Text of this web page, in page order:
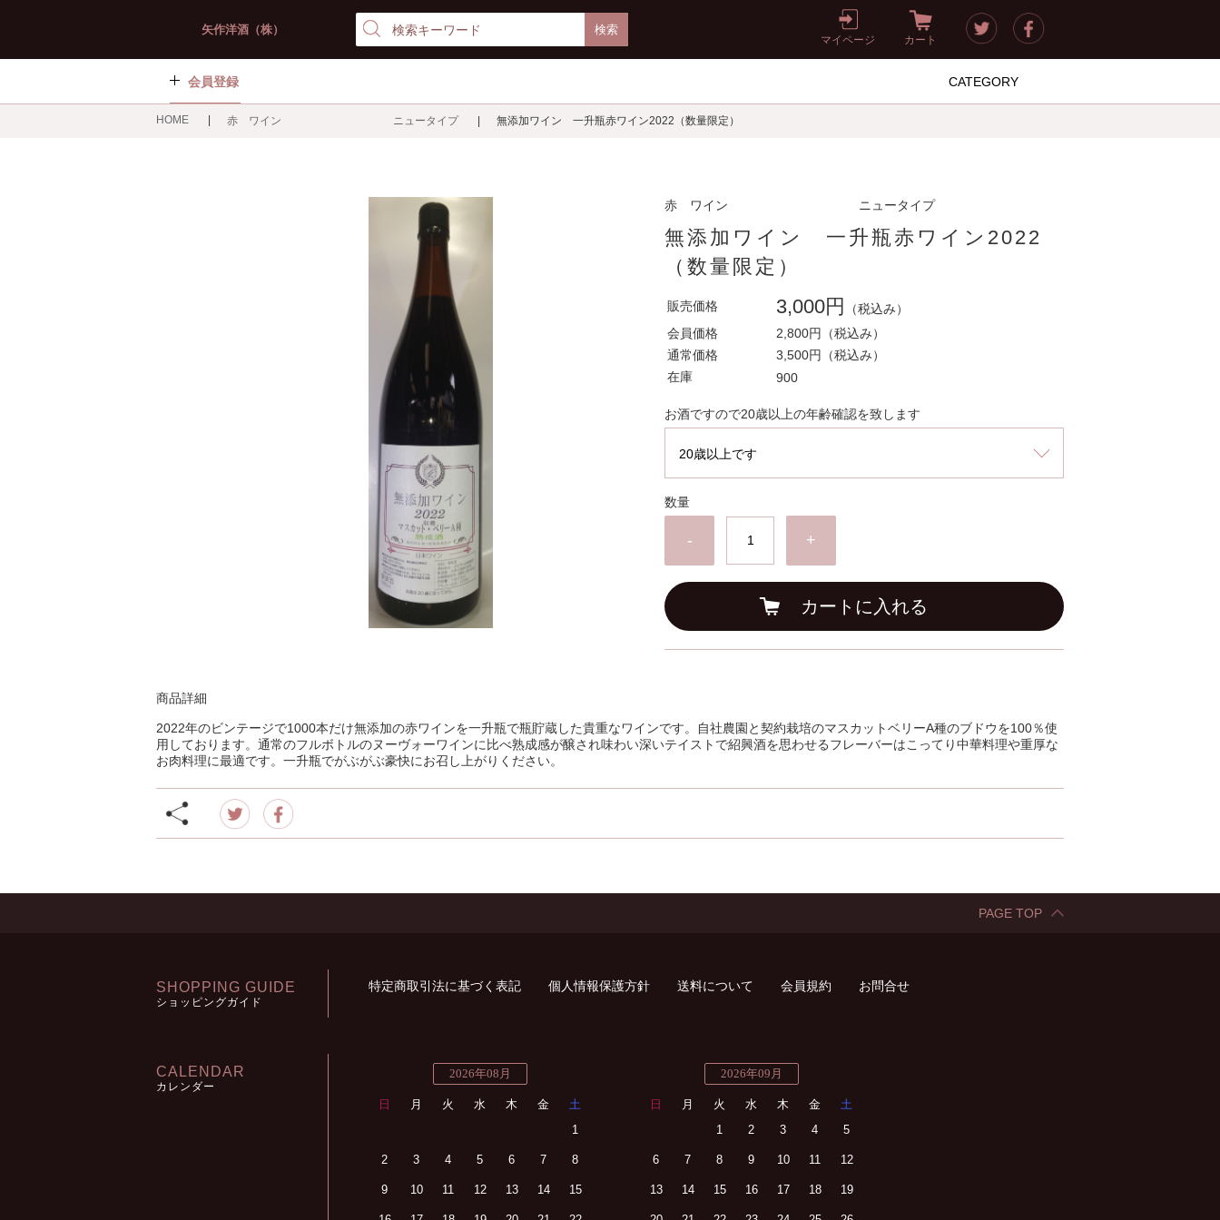
矢作洋酒（株）
マイページ カート
会員登録 CATEGORY
HOME 赤 ワイン ニュータイプ 無添加ワイン 一升瓶赤ワイン2022（数量限定）
赤 ワイン ニュータイプ
無添加ワイン 一升瓶赤ワイン2022
（数量限定）
販売価格 3,000円
（税込み）
会員価格
2,800円
（税込み）
通常価格
3,500円
（税込み）
在庫
900
お酒ですので20歳以上の年齢確認を致します
数量
- +
カートに入れる
商品詳細
2022年のビンテージで1000本だけ無添加の赤ワインを一升瓶で瓶貯蔵した貴重なワインです。自社農園と契約栽培のマスカットベリーA種のブドウを100％使
用しております。通常のフルボトルのヌーヴォーワインに比べ熟成感が醸され味わい深いテイストで紹興酒を思わせるフレーバーはこってり中華料理や重厚な
お肉料理に最適です。一升瓶でがぶがぶ豪快にお召し上がりください。
PAGE TOP
SHOPPING GUIDE
ショッピングガイド
特定商取引法に基づく表記 個人情報保護方針 送料について 会員規約 お問合せ
CALENDAR
カレンダー
2026年08月
日 月 火 水 木 金
土
1
2 3 4 5 6 7 8
9 10 11 12 13 14 15
2026年09月
日 月 火 水 木 金
土
1
2 3 4 5
6 7 8 9 10 11 12
13 14 15 16 17 18 19